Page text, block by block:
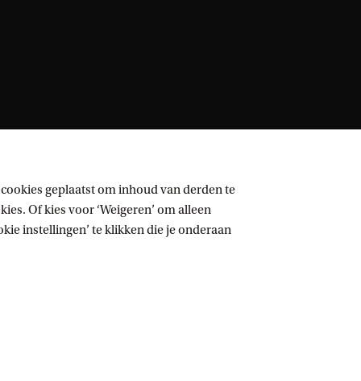
geplaatst om inhoud van derden te
Of kies voor ‘Weigeren’ om alleen
instellingen’ te klikken die je onderaan